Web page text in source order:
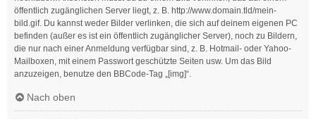
öffentlich zugänglichen Server liegt, z. B. http://www.domain.tld/mein-
bild.gif. Du kannst weder Bilder verlinken, die sich auf deinem eigenen PC
befinden (außer es ist ein öffentlich zugänglicher Server), noch zu Bildern,
die nur nach einer Anmeldung verfügbar sind, z. B. Hotmail- oder Yahoo-
Mailboxen, mit einem Passwort geschützte Seiten usw. Um das Bild
anzuzeigen, benutze den BBCode-Tag „[img]“.
Nach oben